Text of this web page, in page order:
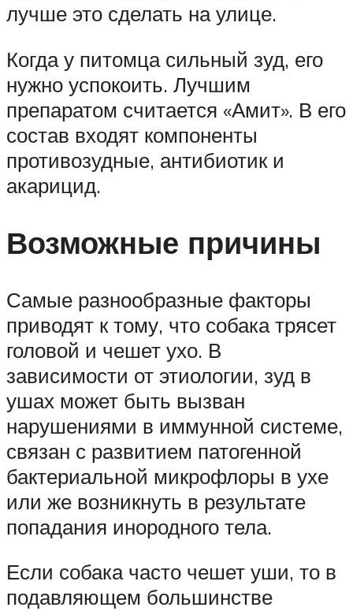
лучше это сделать на улице.
Когда у питомца сильный зуд, его
нужно успокоить. Лучшим
препаратом считается «Амит». В его
состав входят компоненты
противозудные, антибиотик и
акарицид.
Возможные причины
Самые разнообразные факторы
приводят к тому, что собака трясет
головой и чешет ухо. В
зависимости от этиологии, зуд в
ушах может быть вызван
нарушениями в иммунной системе,
связан с развитием патогенной
бактериальной микрофлоры в ухе
или же возникнуть в результате
попадания инородного тела.
Если собака часто чешет уши, то в
подавляющем большинстве